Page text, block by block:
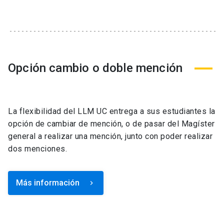
Opción cambio o doble mención
La flexibilidad del LLM UC entrega a sus estudiantes la
opción de cambiar de mención, o de pasar del Magíster
general a realizar una mención, junto con poder realizar
dos menciones.
Más información keyboard_arrow_right